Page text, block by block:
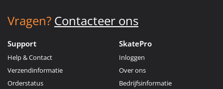
Vragen? Contacteer ons
Support
Help & Contact
Verzendinformatie
Orderstatus
SkatePro
Inloggen
Over ons
Bedrijfsinformatie